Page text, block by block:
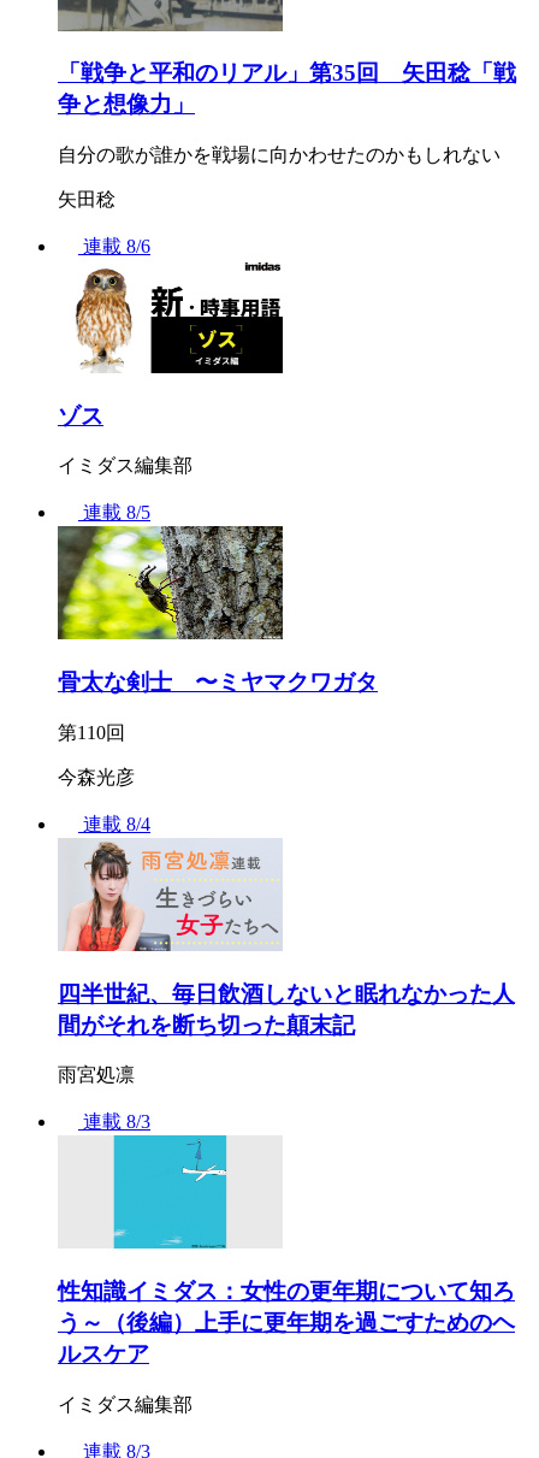
「戦争と平和のリアル」第35回 矢田稔「戦
争と想像力」
自分の歌が誰かを戦場に向かわせたのかもしれない
矢田稔
連載 8/6
ゾス
イミダス編集部
連載 8/5
骨太な剣士 〜ミヤマクワガタ
第110回
今森光彦
連載 8/4
四半世紀、毎日飲酒しないと眠れなかった人
間がそれを断ち切った顛末記
雨宮処凛
連載 8/3
性知識イミダス：女性の更年期について知ろ
う～（後編）上手に更年期を過ごすためのヘ
ルスケア
イミダス編集部
連載 8/3